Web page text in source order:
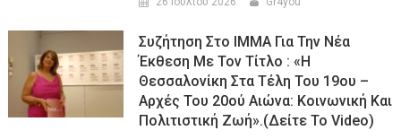
Συζήτηση Στο ΙΜΜΑ Για Την Νέα
Έκθεση Με Τον Τίτλο : «Η
Θεσσαλονίκη Στα Τέλη Του 19ου –
Αρχές Του 20ού Αιώνα: Κοινωνική Και
Πολιτιστική Ζωή».(Δείτε Το Video)